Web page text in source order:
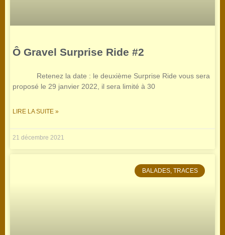
Ô Gravel Surprise Ride #2
Retenez la date : le deuxième Surprise Ride vous sera
proposé le 29 janvier 2022, il sera limité à 30
LIRE LA SUITE »
21 décembre 2021
BALADES, TRACES